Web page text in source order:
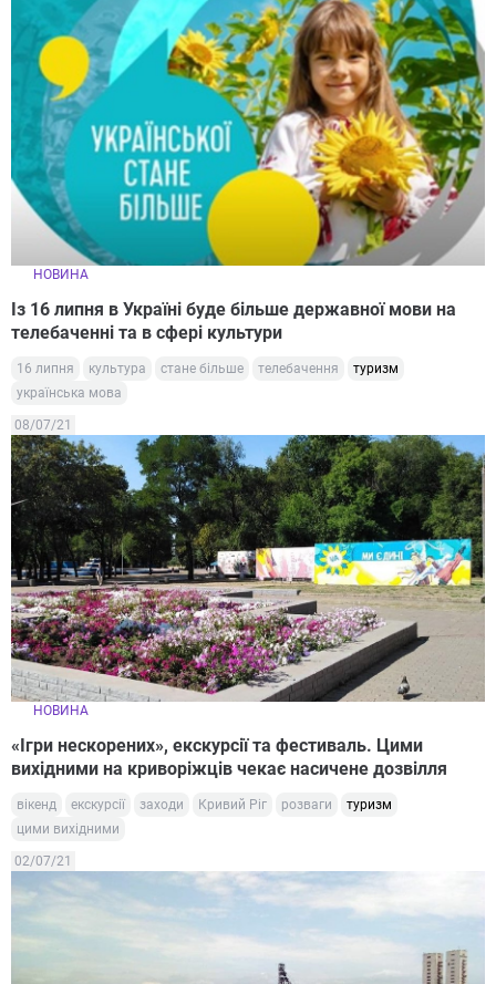
НОВИНА
Із 16 липня в Україні буде більше державної мови на
телебаченні та в сфері культури
16 липня культура стане більше телебачення
туризм
українська мова
08/07/21
НОВИНА
«Ігри нескорених», екскурсії та фестиваль. Цими
вихідними на криворіжців чекає насичене дозвілля
вікенд екскурсії заходи Кривий Ріг розваги
туризм
цими вихідними
02/07/21